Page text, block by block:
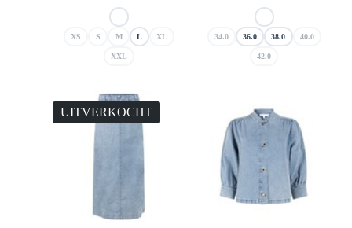
XS S M L XL
XXL
34.0 36.0 38.0 40.0
42.0
UITVERKOCHT